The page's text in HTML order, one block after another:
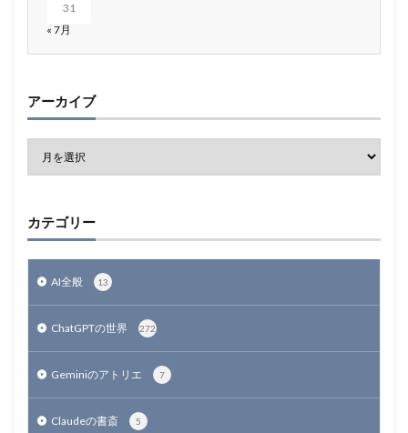
31
« 7月
アーカイブ
カテゴリー
AI全般 13
ChatGPTの世界 272
Geminiのアトリエ 7
Claudeの書斎 5